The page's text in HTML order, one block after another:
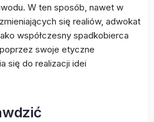
W ten sposób, nawet w
się realiów, adwokat
współczesny spadkobierca
swoje etyczne
się do realizacji idei